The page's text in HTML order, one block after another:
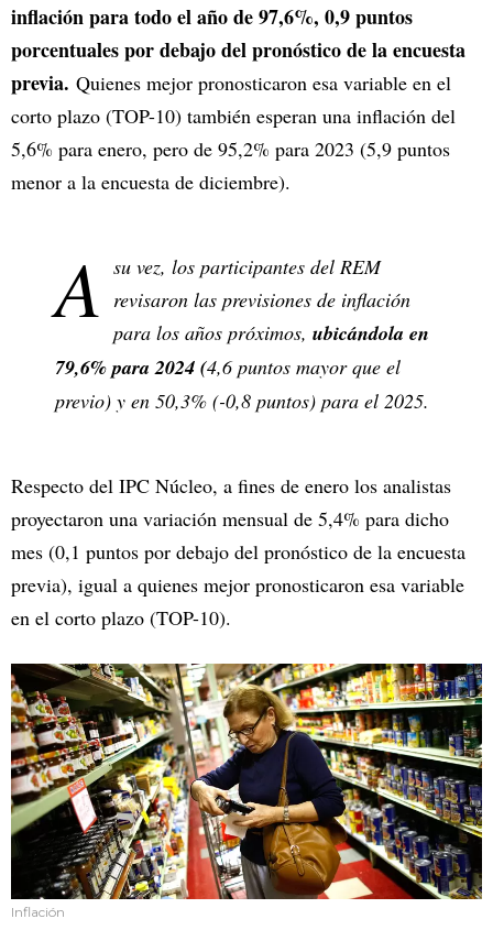
inflación para todo el año de 97,6%, 0,9 puntos
porcentuales por debajo del pronóstico de la encuesta
previa. Quienes mejor pronosticaron esa variable en el
corto plazo (TOP-10) también esperan una inflación del
5,6% para enero, pero de 95,2% para 2023 (5,9 puntos
menor a la encuesta de diciembre).
A su vez, los participantes del REM
revisaron las previsiones de inflación
para los años próximos, ubicándola en
79,6% para 2024 (4,6 puntos mayor que el
previo) y en 50,3% (-0,8 puntos) para el 2025.
Respecto del IPC Núcleo, a fines de enero los analistas
proyectaron una variación mensual de 5,4% para dicho
mes (0,1 puntos por debajo del pronóstico de la encuesta
previa), igual a quienes mejor pronosticaron esa variable
en el corto plazo (TOP-10).
Inflación